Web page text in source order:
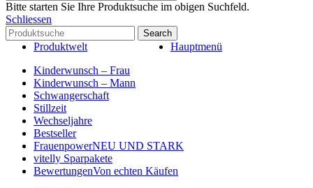
Bitte starten Sie Ihre Produktsuche im obigen Suchfeld.
Schliessen
Search
Hauptmenü
Produktwelt
Kinderwunsch – Frau
Kinderwunsch – Mann
Schwangerschaft
Stillzeit
Wechseljahre
Bestseller
FrauenpowerNEU UND STARK
vitelly Sparpakete
BewertungenVon echten Käufen